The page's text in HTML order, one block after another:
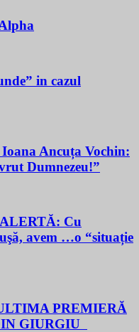
in cazul
Ancuța Vochin:
Dumnezeu!”
Cu
avem …o “situație
PREMIERĂ
GIURGIU